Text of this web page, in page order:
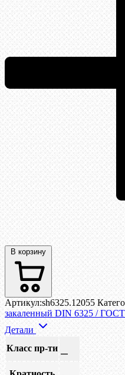
В корзину
Артикул:sh6325.12055
закаленный DIN 6325 /
Детали
Класс пр-ти —